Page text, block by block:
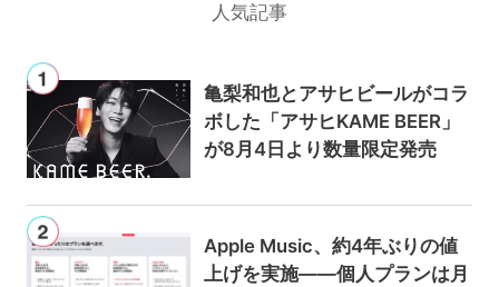
人気記事
亀梨和也とアサヒビールがコラ
ボした「アサヒKAME BEER」
が8月4日より数量限定発売
Apple Music、約4年ぶりの値
上げを実施——個人プランは月